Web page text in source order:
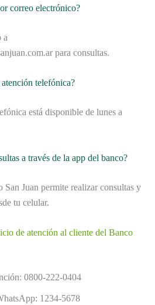
correo electrónico?
a
para consultas.
telefónica?
está disponible de lunes a
a través de la app del banco?
Juan permite realizar consultas y
tu celular.
de atención al cliente del Banco
0800-222-0404
1234-5678